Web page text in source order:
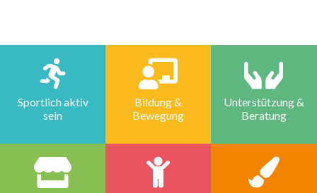
Sportlich aktiv
sein
Bildung &
Bewegung
Unterstützung &
Beratung